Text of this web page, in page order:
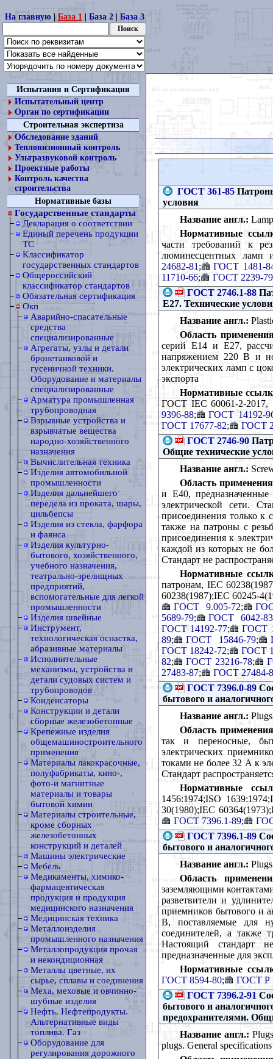
На главную| База 1| База 2| База 3
Испытания и Сертификация
Испытательный центр
Орган по сертификации
Строительная экспертиза
Обследование зданий
Тепловизионный контроль
Ультразвуковой контроль
Проектные работы
Контроль качества
строительства
Нормативные базы
Государственные стандарты
Декларация о соответствии
Единый перечень продукции
ТС
Классификатор
государственных стандартов
Общероссийский
классификатор стандартов
Обязательная сертификация
Окп
Аварийно-спасательные
средства
специализированные
Агрегаты, узлы и детали
бронетанковой и
гусеничной техники.
Оборудование и материалы
специализированные
Арматура промышленная
трубопроводная
Взрывные устройства и
взрывчатые вещества
народно-хозяйственного
назначения
Вычислительная техника
Изделия автомобильной
промышленности
Изделия дальнейшего
передела из проката, шары,
цильбепсы
Изделия из стекла, фарфора
и фаянса
Изделия культурно-
бытового, хозяйственного,
учебного назначения,
театрально-зрелищных
предприятий,
вспомогательные для легкой
промышленности
Изделия швейные
Инструмент,
технологическая оснастка,
абразивные материалы
Исполнительные
механизмы, устройства и
детали судовых систем и
трубопроводов
Конденсаторы
Конструкции и детали
сборные железобетонные
Крепежные изделия
общемашиностроительного
применения
Материалы лакокрасочные,
полуфабрикаты, кино-,
фото-и магнитные
материалы и товары
бытовой химии
Материалы строительные,
кроме сборных
железобетонных
конструкций и деталей
Машины электрические
Мебель
Медикаменты, химико-
фармацевтическая
продукция и продукция
медицинского назначения
Медицинская техника
Металлоизделия
промышленного назначения
Металлопродукция прочая
и некондиционная
Металлы цветные, их
сырье, сплавы и соединения
Меха, меховые и овчинно-
шубные изделия
Нефть. Нефтепродукты.
Альтернативные виды
топлива. Газ
Оборудование для
регулирования дорожного
ГОСТ 361-85
условия
Название англ.:
Нормативные
части требований к
люминесцентных ламп
24682-81 ;
ГОСТ 1481-
11710-66;
ГОСТ 2239-79
ГОСТ 2746.1-88
Е27. Технические
Название англ.:
Область
серий Е14 и Е27,
напряжением 220 В и
электрических ламп с
экспорта
Нормативные
ГОСТ IEC 60061-2-2017,
9396-88;
ГОСТ 14192-
ГОСТ 17677-82;
ГОСТ
ГОСТ 2746-90
Общие технические
Название англ.:
Область
и Е40,
электрической сети.
присоединения только к
также на патроны с
присоединения к
каждой из которых не
Стандарт не
Нормативные
патронам, IEC
60238(1987);IEC 60245-
ГОСТ 9.005-72;
5689-79; ГОСТ 6042-83
ГОСТ 14192-77;
ГОСТ
89; ГОСТ 15846-79;
ГОСТ 18242-72;
ГОСТ
82; ГОСТ 23216-78;
27483-87;
ГОСТ 27484-
ГОСТ 7396.0-89
бытового и
Название англ.:
Область
так и переносные,
электрических
токами не более 32 А к
Стандарт
Нормативные
1456:1974;ISO
30(1980);IEC
ГОСТ 7396.1-89;
ГОСТ 7396.1-89
бытового и
Название англ.:
Область
заземляющими
разветвители и
приемников бытового и
В, поставляемые для
соединителей, а также
Настоящий стандарт
предназначенные для
Нормативные
ГОСТ 8594-80;
ГОСТ Р
ГОСТ 7396.2-91
бытового и
предохранителями.
Название англ.:
plugs. General specifications